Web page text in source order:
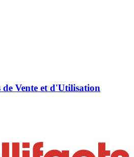
Vente et d'Utilisation